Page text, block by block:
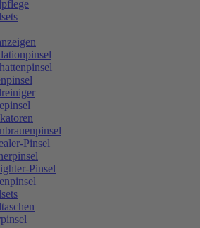
Pinsel
Pinsel